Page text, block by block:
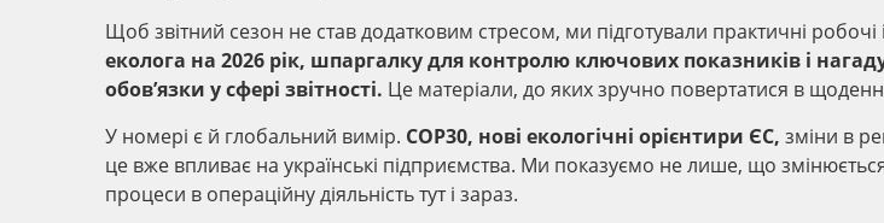
Щоб звітний сезон не став додатковим стресом, ми підготували практичні робочі
еколога на 2026 рік, шпаргалку для контролю ключових показників і
обов’язки у сфері звітності. Це матеріали, до яких зручно повертатися в
У номері є й глобальний вимір. COP30, нові екологічні орієнтири ЄС, зміни в
це вже впливає на українські підприємства. Ми показуємо не лише, що
процеси в операційну діяльність тут і зараз.